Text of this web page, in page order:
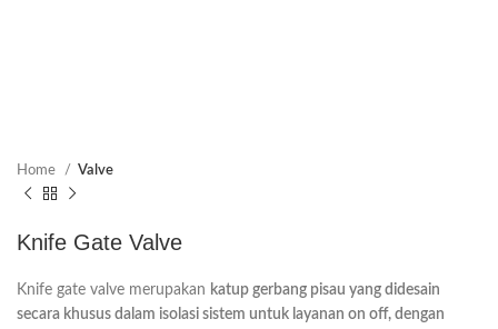
Home Valve
Knife Gate Valve
Knife gate valve merupakan katup gerbang pisau yang didesain
secara khusus dalam isolasi sistem untuk layanan on off, dengan